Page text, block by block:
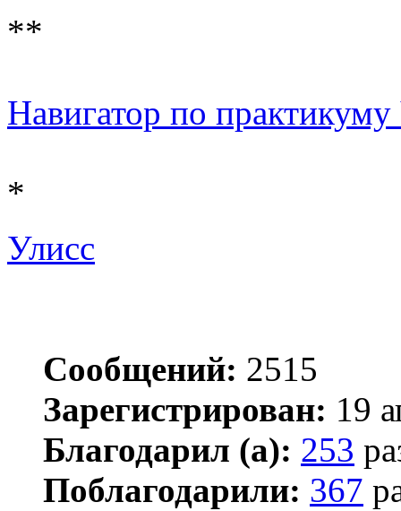
**
Навигатор по
*
Улисс
Сообщений: 2515
Зарегистрирован: 19
Благодарил (а): 253
Поблагодарили: 367